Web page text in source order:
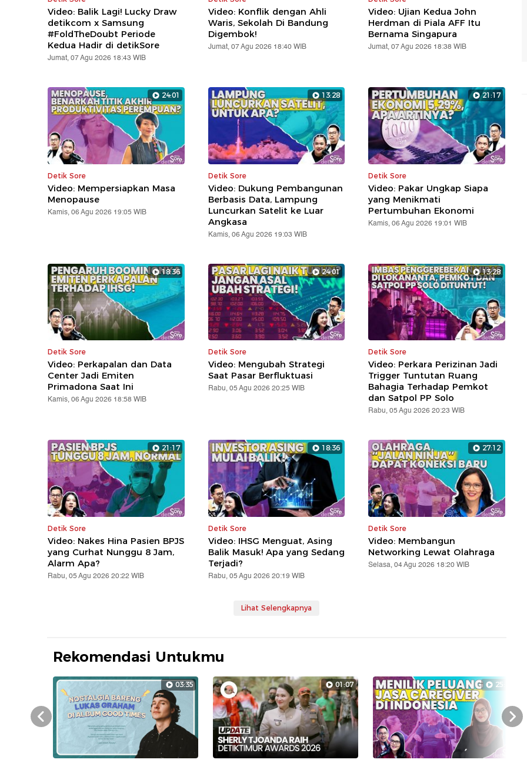
Video: Balik Lagi! Lucky Draw
detikcom x Samsung
#FoldTheDoubt Periode
Kedua Hadir di detikSore
Jumat, 07 Agu 2026 18:43 WIB
Video: Konflik dengan Ahli
Waris, Sekolah Di Bandung
Digembok!
Jumat, 07 Agu 2026 18:40 WIB
Video: Ujian Kedua John
Herdman di Piala AFF Itu
Bernama Singapura
Jumat, 07 Agu 2026 18:38 WIB
24:01
Detik Sore
Video: Mempersiapkan Masa
Menopause
Kamis, 06 Agu 2026 19:05 WIB
13:28
Detik Sore
Video: Dukung Pembangunan
Berbasis Data, Lampung
Luncurkan Satelit ke Luar
Angkasa
Kamis, 06 Agu 2026 19:03 WIB
21:17
Detik Sore
Video: Pakar Ungkap Siapa
yang Menikmati
Pertumbuhan Ekonomi
Kamis, 06 Agu 2026 19:01 WIB
18:36
Detik Sore
Video: Perkapalan dan Data
Center Jadi Emiten
Primadona Saat Ini
Kamis, 06 Agu 2026 18:58 WIB
24:01
Detik Sore
Video: Mengubah Strategi
Saat Pasar Berfluktuasi
Rabu, 05 Agu 2026 20:25 WIB
13:28
Detik Sore
Video: Perkara Perizinan Jadi
Trigger Tuntutan Ruang
Bahagia Terhadap Pemkot
dan Satpol PP Solo
Rabu, 05 Agu 2026 20:23 WIB
21:17
Detik Sore
Video: Nakes Hina Pasien BPJS
yang Curhat Nunggu 8 Jam,
Alarm Apa?
Rabu, 05 Agu 2026 20:22 WIB
18:36
Detik Sore
Video: IHSG Menguat, Asing
Balik Masuk! Apa yang Sedang
Terjadi?
Rabu, 05 Agu 2026 20:19 WIB
27:12
Detik Sore
Video: Membangun
Networking Lewat Olahraga
Selasa, 04 Agu 2026 18:20 WIB
Lihat Selengkapnya
Rekomendasi Untukmu
03:35 01:07 25:39
Prev Next